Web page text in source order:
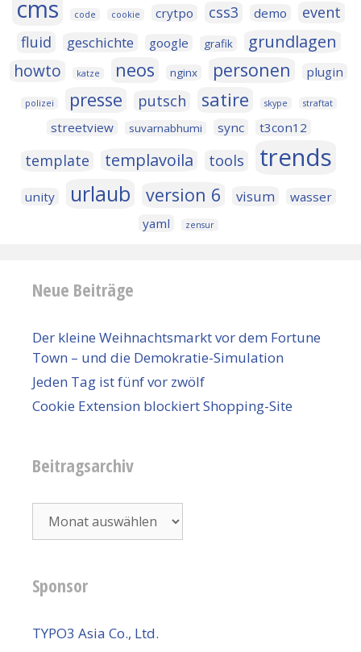
cms code cookie crytpo css3 demo
event
fluid
geschichte google grafik grundlagen
howto katze neos nginx personen plugin
polizei presse putsch satire skype straftat
streetview suvarnabhumi sync t3con12
template templavoila tools trends
unity urlaub version 6 visum
wasser
yaml
zensur
Neue Beiträge
Der kleine Weihnachtsmarkt vor dem Fortune
Town – und die Demokratie-Simulation
Jeden Tag ist fünf vor zwölf
Cookie Extension blockiert Shopping-Site
Beitragsarchiv
Beitragsarchiv
Sponsor
TYPO3 Asia Co., Ltd.